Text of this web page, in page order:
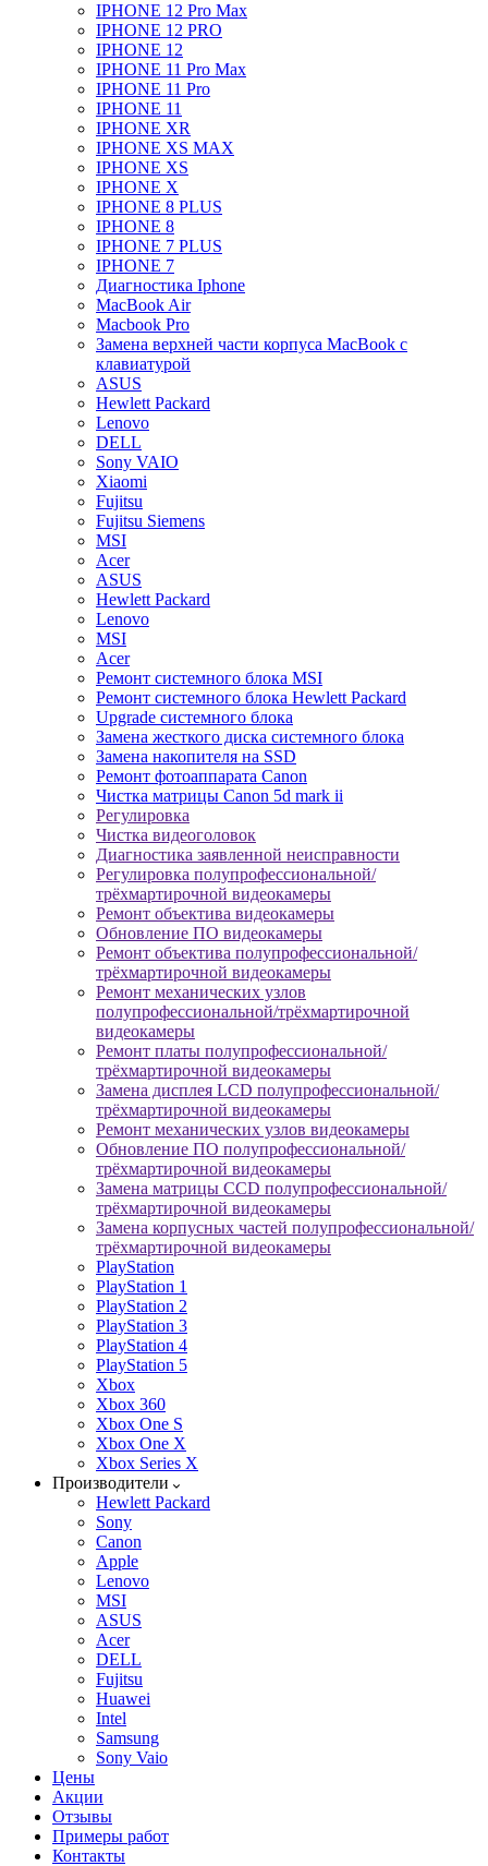
IPHONE 12 Pro Max
IPHONE 12 PRO
IPHONE 12
IPHONE 11 Pro Max
IPHONE 11 Pro
IPHONE 11
IPHONE XR
IPHONE XS MAX
IPHONE XS
IPHONE X
IPHONE 8 PLUS
IPHONE 8
IPHONE 7 PLUS
IPHONE 7
Диагностика Iphone
MacBook Air
Macbook Pro
Замена верхней части корпуса MacBook с
клавиатурой
ASUS
Hewlett Packard
Lenovo
DELL
Sony VAIO
Xiaomi
Fujitsu
Fujitsu Siemens
MSI
Acer
ASUS
Hewlett Packard
Lenovo
MSI
Acer
Ремонт системного блока MSI
Ремонт системного блока Hewlett Packard
Upgrade системного блока
Замена жесткого диска системного блока
Замена накопителя на SSD
Ремонт фотоаппарата Canon
Чистка матрицы Canon 5d mark ii
Регулировка
Чистка видеоголовок
Диагностика заявленной неисправности
Регулировка полупрофессиональной/
трёхмартирочной видеокамеры
Ремонт объектива видеокамеры
Обновление ПО видеокамеры
Ремонт объектива полупрофессиональной/
трёхмартирочной видеокамеры
Ремонт механических узлов
полупрофессиональной/трёхмартирочной
видеокамеры
Ремонт платы полупрофессиональной/
трёхмартирочной видеокамеры
Замена дисплея LCD полупрофессиональной/
трёхмартирочной видеокамеры
Ремонт механических узлов видеокамеры
Обновление ПО полупрофессиональной/
трёхмартирочной видеокамеры
Замена матрицы CCD полупрофессиональной/
трёхмартирочной видеокамеры
Замена корпусных частей полупрофессиональной/
трёхмартирочной видеокамеры
PlayStation
PlayStation 1
PlayStation 2
PlayStation 3
PlayStation 4
PlayStation 5
Xbox
Xbox 360
Xbox One S
Xbox One X
Xbox Series X
Производители
Hewlett Packard
Sony
Canon
Apple
Lenovo
MSI
ASUS
Acer
DELL
Fujitsu
Huawei
Intel
Samsung
Sony Vaio
Цены
Акции
Отзывы
Примеры работ
Контакты